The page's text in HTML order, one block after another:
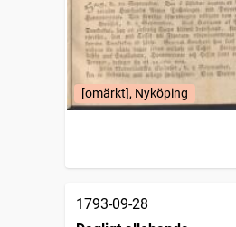
[omärkt], Nyköping
1793-09-28